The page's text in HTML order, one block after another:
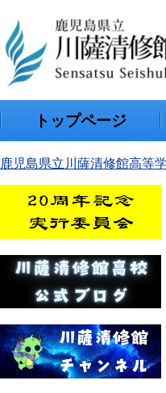
トップページ
鹿児島県立川薩清修館高等